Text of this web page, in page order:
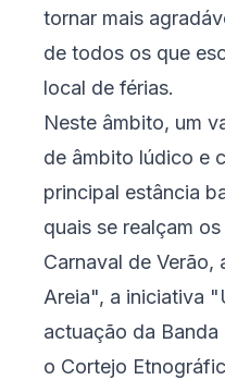
tornar mais
de todos os que
local de férias.
Neste âmbito, um
de âmbito lúdico e
principal estância
quais se realçam
Carnaval de Verão,
Areia", a iniciativa
actuação da
o Cortejo